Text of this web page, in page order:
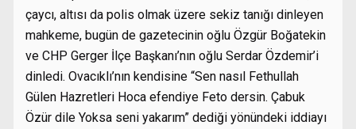
çaycı, altısı da polis olmak üzere sekiz tanığı dinleyen
mahkeme, bugün de gazetecinin oğlu Özgür Boğatekin
ve CHP Gerger İlçe Başkanı’nın oğlu Serdar Özdemir’i
dinledi. Ovacıklı’nın kendisine “Sen nasıl Fethullah
Gülen Hazretleri Hoca efendiye Feto dersin. Çabuk
Özür dile Yoksa seni yakarım” dediği yönündeki iddiayı